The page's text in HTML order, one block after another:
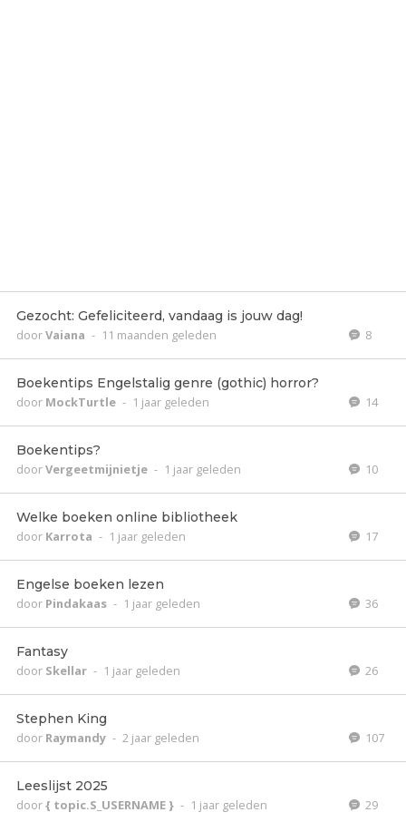
Gezocht: Gefeliciteerd, vandaag is jouw dag!
doorVaiana - 11 maanden geleden 8
Boekentips Engelstalig genre (gothic) horror?
door MockTurtle - 1 jaar geleden 14
Boekentips?
doorVergeetmijnietje - 1 jaar geleden 10
Welke boeken online bibliotheek
door Karrota - 1 jaar geleden 17
Engelse boeken lezen
door Pindakaas - 1 jaar geleden 36
Fantasy
door Skellar - 1 jaar geleden 26
Stephen King
door Raymandy - 2 jaar geleden 107
Leeslijst 2025
door{ topic.S_USERNAME } - 1 jaar geleden 29